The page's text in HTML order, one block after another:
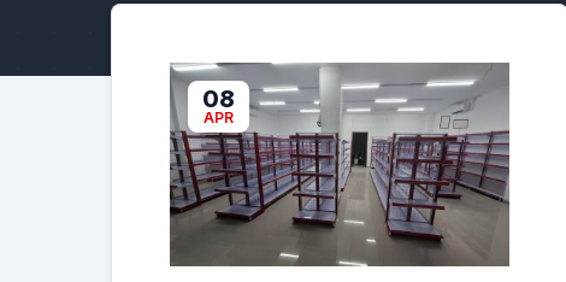
08
APR